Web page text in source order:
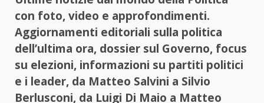
con foto, video e approfondimenti.
Aggiornamenti editoriali sulla politica
dell’ultima ora, dossier sul Governo, focus
su elezioni, informazioni su partiti politici
e i leader, da Matteo Salvini a Silvio
Berlusconi, da Luigi Di Maio a Matteo